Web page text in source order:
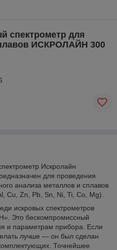
спектрометр для
ИСКРОЛАЙН 300
Искролайн
для проведения
анализа металлов и сплавов
Cu, Zn, Pb, Sn, Ni, Ti, Co, Mg).
искровых спектрометров
Это бескомпромиссный
и параметрам прибора. Если
лучше — он был сделан
Точнейшее